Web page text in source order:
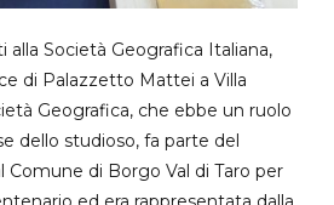
alla Società Geografica Italiana,
di Palazzetto Mattei a Villa
Geografica, che ebbe un ruolo
dello studioso, fa parte del
di Borgo Val di Taro per